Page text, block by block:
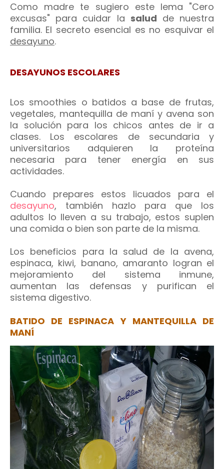
Como madre te sugiero este lema "Cero
excusas" para cuidar la salud de nuestra
familia. El secreto esencial es no esquivar el
desayuno.
DESAYUNOS ESCOLARES
Los smoothies o batidos a base de frutas,
vegetales, mantequilla de maní y avena son
la solución para los chicos antes de ir a
clases. Los escolares de secundaria y
universitarios adquieren la proteína
necesaria para tener energía en sus
actividades.
Cuando prepares estos licuados para el
desayuno, también hazlo para que los
adultos lo lleven a su trabajo, estos suplen
una comida o bien son parte de la misma.
Los beneficios para la salud de la avena,
espinaca, kiwi, banano, amaranto logran el
mejoramiento del sistema inmune,
aumentan las defensas y purifican el
sistema digestivo.
BATIDO DE ESPINACA Y MANTEQUILLA DE
MANÍ